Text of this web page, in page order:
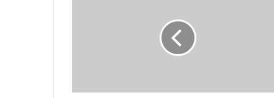
despliegue